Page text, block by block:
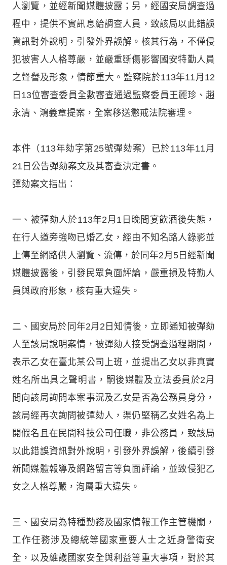
人瀏覽，並經新聞媒體披露；另，經國安局調查過
程中，提供不實訊息給調查人員，致該局以此錯誤
資訊對外說明，引發外界誤解。核其行為，不僅侵
犯被害人人格尊嚴，並嚴重斲傷影響國安特勤人員
之聲譽及形象，情節重大。監察院於113年11月12
日13位審查委員全數審查通過監察委員王麗珍、趙
永清、鴻義章提案，全案移送懲戒法院審理。
本件（113年劾字第25號彈劾案）已於113年11月
21日公告彈劾案文及其審查決定書。
彈劾案文指出：
一、被彈劾人於113年2月1日晚間宴飲酒後失態，
在行人道旁強吻已婚乙女，經由不知名路人錄影並
上傳至網路供人瀏覽、流傳，於同年2月5日經新聞
媒體披露後，引發民眾負面評論，嚴重損及特勤人
員與政府形象，核有重大違失。
二、國安局於同年2月2日知情後，立即通知被彈劾
人至該局說明案情，被彈劾人接受調查過程期間，
表示乙女在臺北某公司上班，並提出乙女以非真實
姓名所出具之聲明書，嗣後媒體及立法委員於2月
間向該局詢問本案事況及乙女是否為公務員身分，
該局經再次詢問被彈劾人，渠仍堅稱乙女姓名為上
開假名且在民間科技公司任職，非公務員，致該局
以此錯誤資訊對外說明，引發外界誤解，後續引發
新聞媒體報導及網路留言等負面評論，並致侵犯乙
女之人格尊嚴，洵屬重大違失。
三、國安局為特種勤務及國家情報工作主管機關，
工作任務涉及總統等國家重要人士之近身警衛安
全，以及維護國家安全與利益等重大事項，對於其